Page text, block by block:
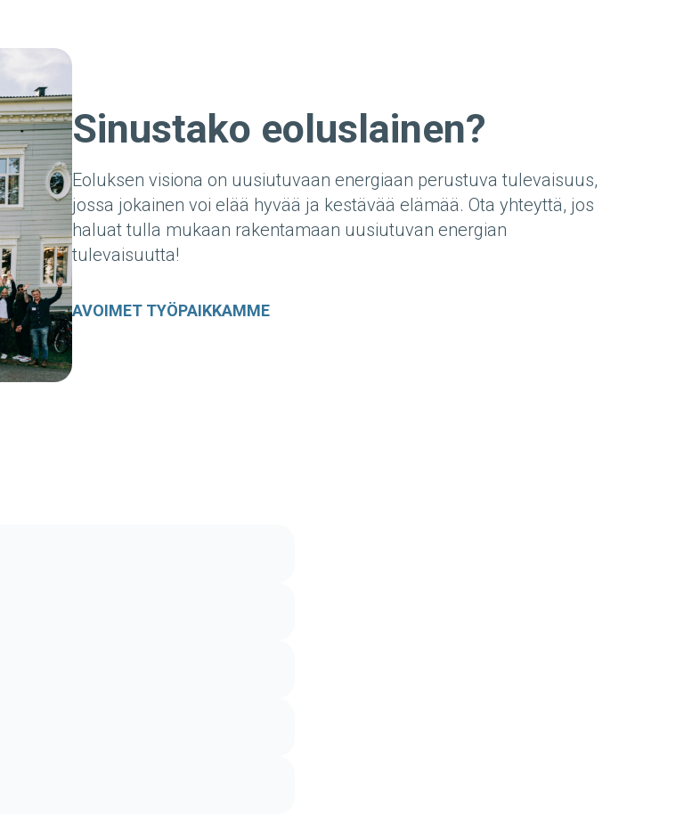
Sinustako eoluslainen?
Eoluksen visiona on uusiutuvaan energiaan perustuva tulevaisuus,
jossa jokainen voi elää hyvää ja kestävää elämää. Ota yhteyttä, jos
haluat tulla mukaan rakentamaan uusiutuvan energian
tulevaisuutta!
AVOIMET TYÖPAIKKAMME